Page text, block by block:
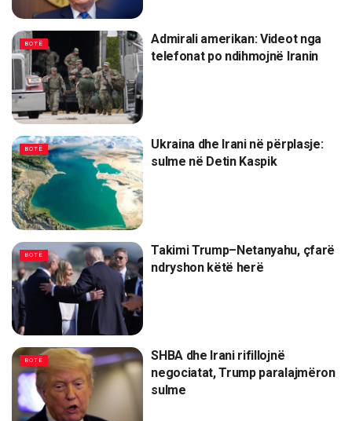
BOTË
Admirali amerikan: Videot nga
telefonat po ndihmojnë Iranin
BOTË
Ukraina dhe Irani në përplasje:
sulme në Detin Kaspik
BOTË
Takimi Trump–Netanyahu, çfarë
ndryshon këtë herë
BOTË
SHBA dhe Irani rifillojnë
negociatat, Trump paralajmëron
sulme